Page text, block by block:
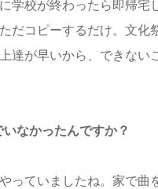
学校が終わったら即帰宅
だコピーするだけ。文
達が早いから、できな
なかったんですか？
っていましたね。家で曲